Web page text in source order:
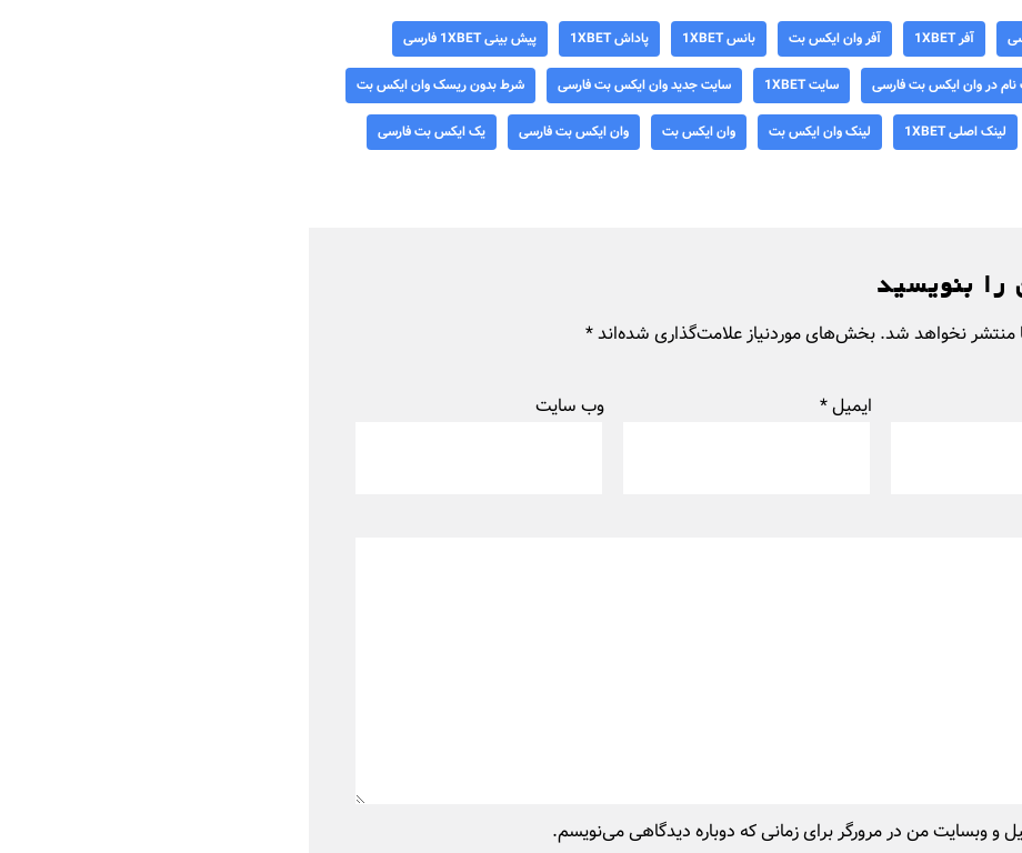
آفر 1XBET آفر وان ایکس بت بانس 1XBET پاداش 1XBET پیش بینی 1XBET فارسی
نام در وان ایکس بت فارسی سایت 1XBET سایت جدید وان ایکس بت فارسی شرط بدون ریسک وان ایکس بت
لینک اصلی 1XBET لینک وان ایکس بت وان ایکس بت وان ایکس بت فارسی یک ایکس بت فارسی
را بنویسید
منتشر نخواهد شد. بخش‌های موردنیاز علامت‌گذاری شده‌اند*
ایمیل* وب‌ سایت
و وبسایت من در مرورگر برای زمانی که دوباره دیدگاهی می‌نویسم.